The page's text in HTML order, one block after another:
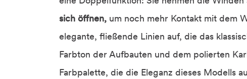
sich öffnen, um noch mehr Kontakt mit dem
elegante, fließende Linien auf, die das
Farbton der Aufbauten und dem polierten
Farbpalette, die die Eleganz dieses Modells